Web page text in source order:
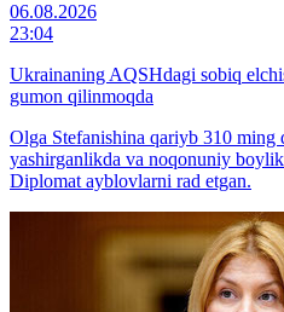
06.08.2026
23:04
Ukrainaning AQSHdagi sobiq
gumon qilinmoqda
Olga Stefanishina qariyb 310
yashirganlikda va noqonuniy
Diplomat ayblovlarni rad etgan.